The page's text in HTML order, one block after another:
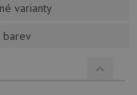
varianty
barev